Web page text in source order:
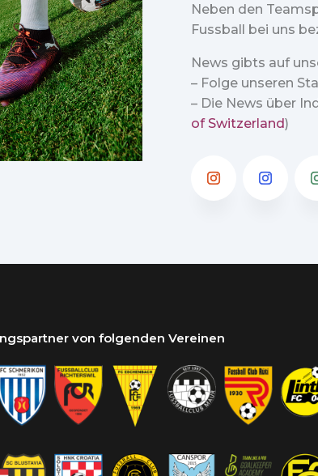
Neben den
Fussball bei uns
News gibts auf
– Folge unseren
– Die News über
of Switzerland)
von folgenden Vereinen